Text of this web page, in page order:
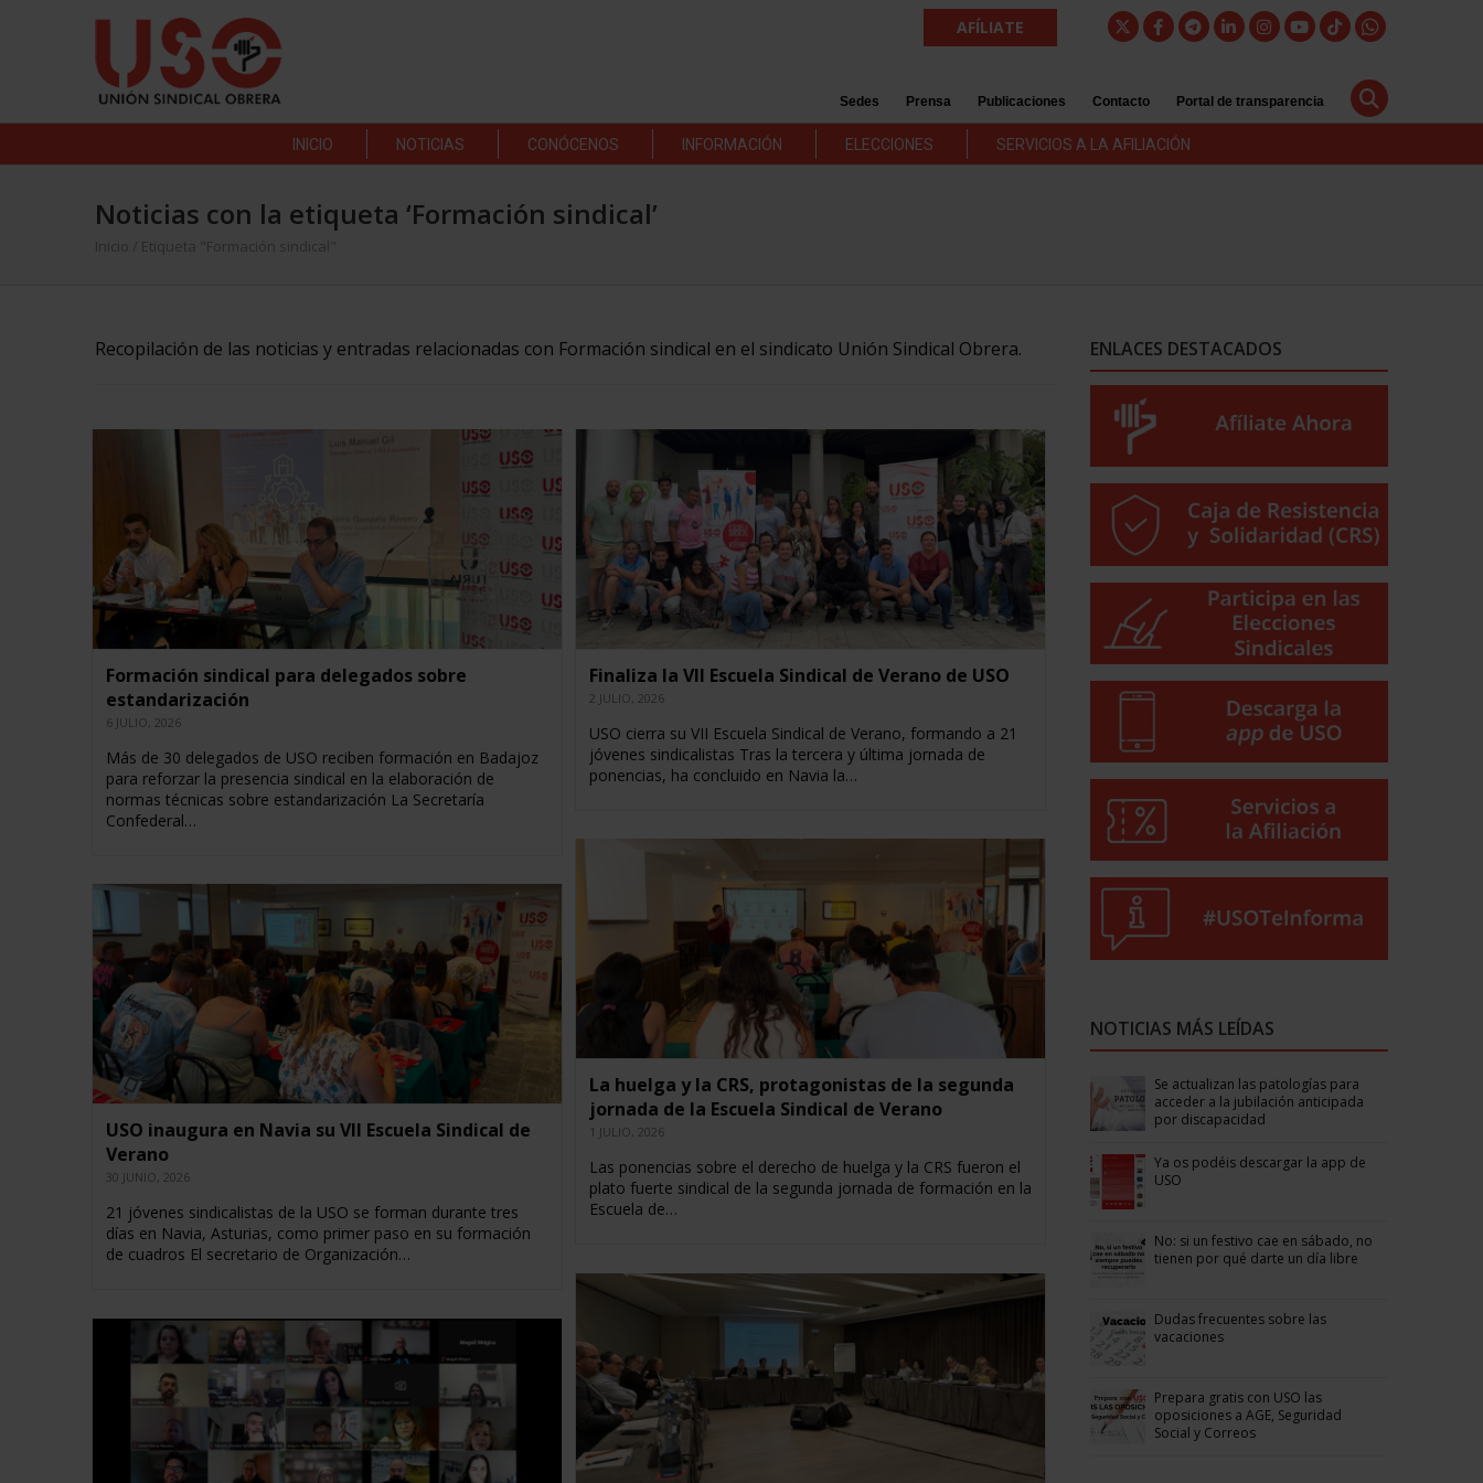
AFÍLIATE
Sedes Prensa Publicaciones Contacto Portal de transparencia
INICIO NOTICIAS CONÓCENOS INFORMACIÓN ELECCIONES SERVICIOS A LA AFILIACIÓN
Noticias con la etiqueta ‘Formación sindical’
Inicio Etiqueta "Formación sindical"
Recopilación de las noticias y entradas relacionadas con Formación sindical en el sindicato Unión Sindical Obrera.
Formación sindical para delegados sobre
estandarización
6 JULIO, 2026
Más de 30 delegados de USO reciben formación en Badajoz
para reforzar la presencia sindical en la elaboración de
normas técnicas sobre estandarización La Secretaría
Confederal…
Finaliza la VII Escuela Sindical de Verano de USO
2 JULIO, 2026
USO cierra su VII Escuela Sindical de Verano, formando a 21
jóvenes sindicalistas Tras la tercera y última jornada de
ponencias, ha concluido en Navia la…
La huelga y la CRS, protagonistas de la segunda
jornada de la Escuela Sindical de Verano
1 JULIO, 2026
Las ponencias sobre el derecho de huelga y la CRS fueron el
plato fuerte sindical de la segunda jornada de formación en la
Escuela de…
USO inaugura en Navia su VII Escuela Sindical de
Verano
30 JUNIO, 2026
21 jóvenes sindicalistas de la USO se forman durante tres
días en Navia, Asturias, como primer paso en su formación
de cuadros El secretario de Organización…
ENLACES DESTACADOS
NOTICIAS MÁS LEÍDAS
Se actualizan las patologías para
acceder a la jubilación anticipada
por discapacidad
Ya os podéis descargar la app de
USO
No: si un festivo cae en sábado, no
tienen por qué darte un día libre
Dudas frecuentes sobre las
vacaciones
Prepara gratis con USO las
oposiciones a AGE, Seguridad
Social y Correos